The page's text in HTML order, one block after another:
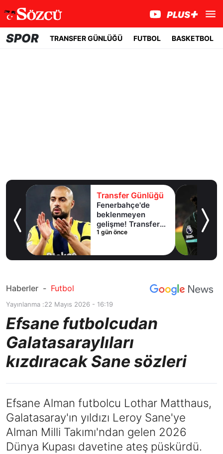
SPOR TRANSFER GÜNLÜĞÜ FUTBOL BASKETBOL
Transfer Günlüğü
Fenerbahçe'de
beklenmeyen
gelişme! Transfer
iptal oldu
1 gün önce
Haberler - Futbol
Yayınlanma :22 Mayıs 2026 - 16:19
Efsane futbolcudan
Galatasaraylıları
kızdıracak Sane sözleri
Efsane Alman futbolcu Lothar Matthaus,
Galatasaray'ın yıldızı Leroy Sane'ye
Alman Milli Takımı'ndan gelen 2026
Dünya Kupası davetine ateş püskürdü.